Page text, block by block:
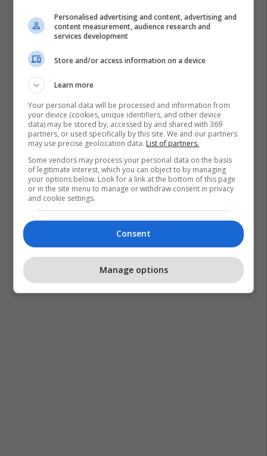
Personalised advertising and content, advertising and
content measurement, audience research and
services development
Store and/or access information on a device
Learn more
Your personal data will be processed and information from
your device (cookies, unique identifiers, and other device
data) may be stored by, accessed by and shared with 369
partners, or used specifically by this site. We and our partners
may use precise geolocation data. List of partners.
Some vendors may process your personal data on the basis
of legitimate interest, which you can object to by managing
your options below. Look for a link at the bottom of this page
or in the site menu to manage or withdraw consent in privacy
and cookie settings.
Consent
Manage options